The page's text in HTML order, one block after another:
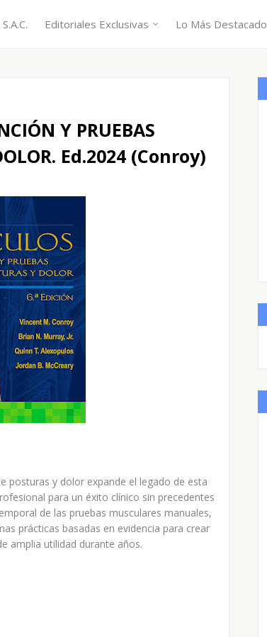
Editoriales Exclusivas Lo Más Destacado
Y PRUEBAS
Ed.2024 (Conroy)
posturas y dolor expande el legado de esta
para un éxito clínico sin precedentes
de las pruebas musculares manuales,
prácticas basadas en evidencia para crear
amplia utilidad durante años.